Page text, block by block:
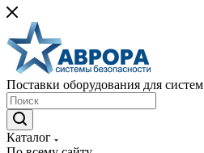
Поставки оборудования для
Каталог